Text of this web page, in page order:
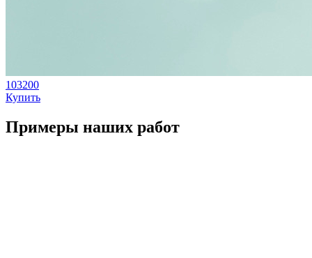
103200
Купить
Примеры наших работ